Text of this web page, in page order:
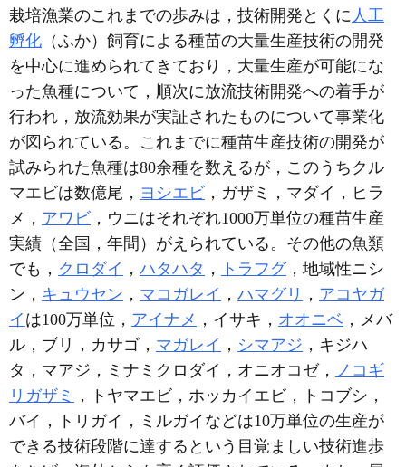
栽培漁業のこれまでの歩みは，技術開発とくに 人工
孵化 （ふか）飼育による種苗の大量生産技術の開発
を中心に進められてきており，大量生産が可能にな
った魚種について，順次に放流技術開発への着手が
行われ，放流効果が実証されたものについて事業化
が図られている。これまでに種苗生産技術の開発が
試みられた魚種は80余種を数えるが，このうちクル
マエビは数億尾， ヨシエビ ，ガザミ，マダイ，ヒラ
メ， アワビ ，ウニはそれぞれ1000万単位の種苗生産
実績（全国，年間）がえられている。その他の魚類
でも， クロダイ ， ハタハタ ， トラフグ，地域性ニシ
ン， キュウセン ， マコガレイ ， ハマグリ ， アコヤガ
イ は100万単位， アイナメ ，イサキ， オオニベ ，メバ
ル，ブリ，カサゴ， マガレイ ， シマアジ ，キジハ
タ，マアジ，ミナミクロダイ，オニオコゼ， ノコギ
リガザミ
，トヤマエビ，ホッカイエビ，トコブシ，
バイ，トリガイ，ミルガイなどは10万単位の生産が
できる技術段階に達するという目覚ましい技術進歩